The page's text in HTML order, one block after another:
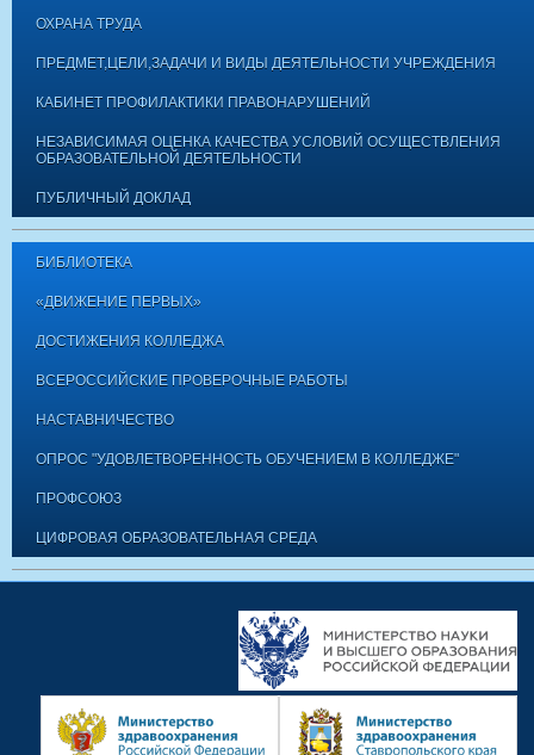
ОХРАНА ТРУДА
ПРЕДМЕТ,ЦЕЛИ,ЗАДАЧИ И ВИДЫ ДЕЯТЕЛЬНОСТИ УЧРЕЖДЕНИЯ
КАБИНЕТ ПРОФИЛАКТИКИ ПРАВОНАРУШЕНИЙ
НЕЗАВИСИМАЯ ОЦЕНКА КАЧЕСТВА УСЛОВИЙ ОСУЩЕСТВЛЕНИЯ
ОБРАЗОВАТЕЛЬНОЙ ДЕЯТЕЛЬНОСТИ
ПУБЛИЧНЫЙ ДОКЛАД
БИБЛИОТЕКА
«ДВИЖЕНИЕ ПЕРВЫХ»
ДОСТИЖЕНИЯ КОЛЛЕДЖА
ВСЕРОССИЙСКИЕ ПРОВЕРОЧНЫЕ РАБОТЫ
НАСТАВНИЧЕСТВО
ОПРОС "УДОВЛЕТВОРЕННОСТЬ ОБУЧЕНИЕМ В КОЛЛЕДЖЕ"
ПРОФСОЮЗ
ЦИФРОВАЯ ОБРАЗОВАТЕЛЬНАЯ СРЕДА